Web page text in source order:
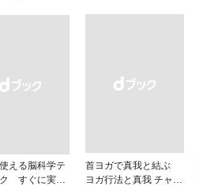
える脳科学テ
すぐに実践
首ヨガで真我と結ぶ
ヨガ行法と真我 チャク